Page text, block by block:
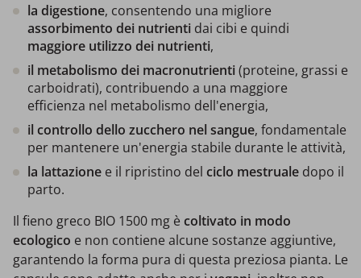
la digestione, consentendo una migliore
assorbimento dei nutrienti dai cibi e quindi
maggiore utilizzo dei nutrienti,
il metabolismo dei macronutrienti(proteine, grassi e
carboidrati), contribuendo a una maggiore
efficienza nel metabolismo dell'energia,
il controllo dello zucchero nel sangue, fondamentale
per mantenere un'energia stabile durante le attività,
la lattazione e il ripristino del ciclo mestruale dopo il
parto.
Il fieno greco BIO 1500 mg è coltivato in modo
ecologico e non contiene alcune sostanze aggiuntive,
garantendo la forma pura di questa preziosa pianta. Le